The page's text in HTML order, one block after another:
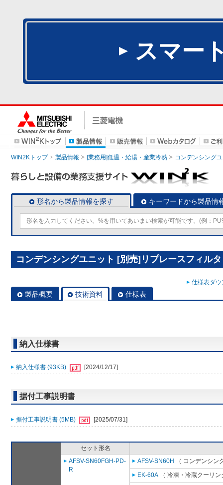
スマー
WIN2Kトップ 製品情報 [業務用]低温・給湯・産業冷熱 コンデンシング
形名から製品情報を探す キーワードから製品情
コンデンシングユニット [別売]リプレースフィル
仕様表ダ
製品概要 技術資料 仕様表
納入仕様書
納入仕様書 (93KB) [2024/12/17]
据付工事説明書
据付工事説明書 (5MB) [2025/07/31]
セット形名
AFSV-SN60FGH-PD-
R
AFSV-SN60H
（ コンデンシン
EK-60A （ 冷凍・冷蔵クーリ